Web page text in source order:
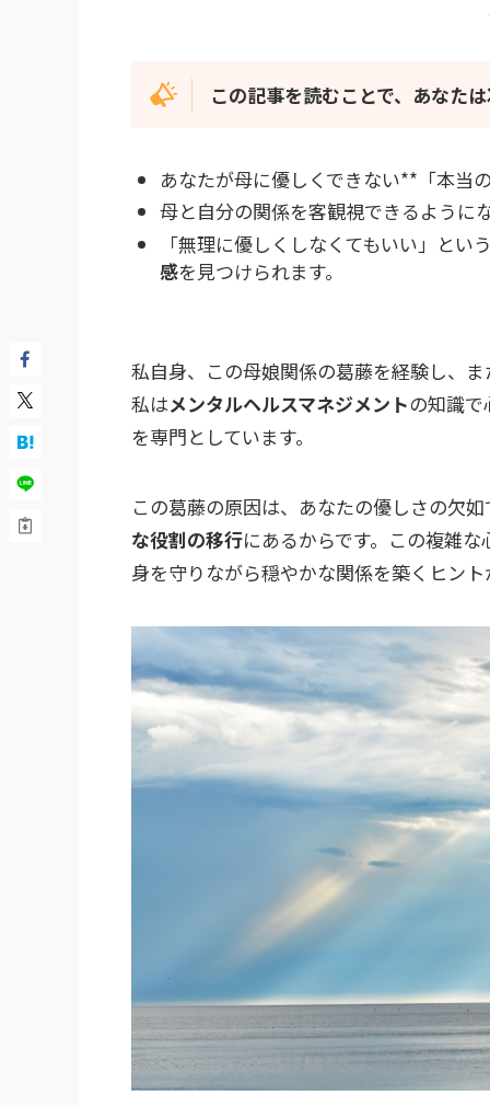
この記事を読むことで、あなた
あなたが母に優しくできない**「本当
母と自分の関係を客観視できるように
「無理に優しくしなくてもいい」とい
感を見つけられます。
私自身、この母娘関係の葛藤を経験し、
私はメンタルヘルスマネジメントの知識
を専門としています。
この葛藤の原因は、あなたの優しさの欠
な役割の移行にあるからです。この複雑
身を守りながら穏やかな関係を築くヒン